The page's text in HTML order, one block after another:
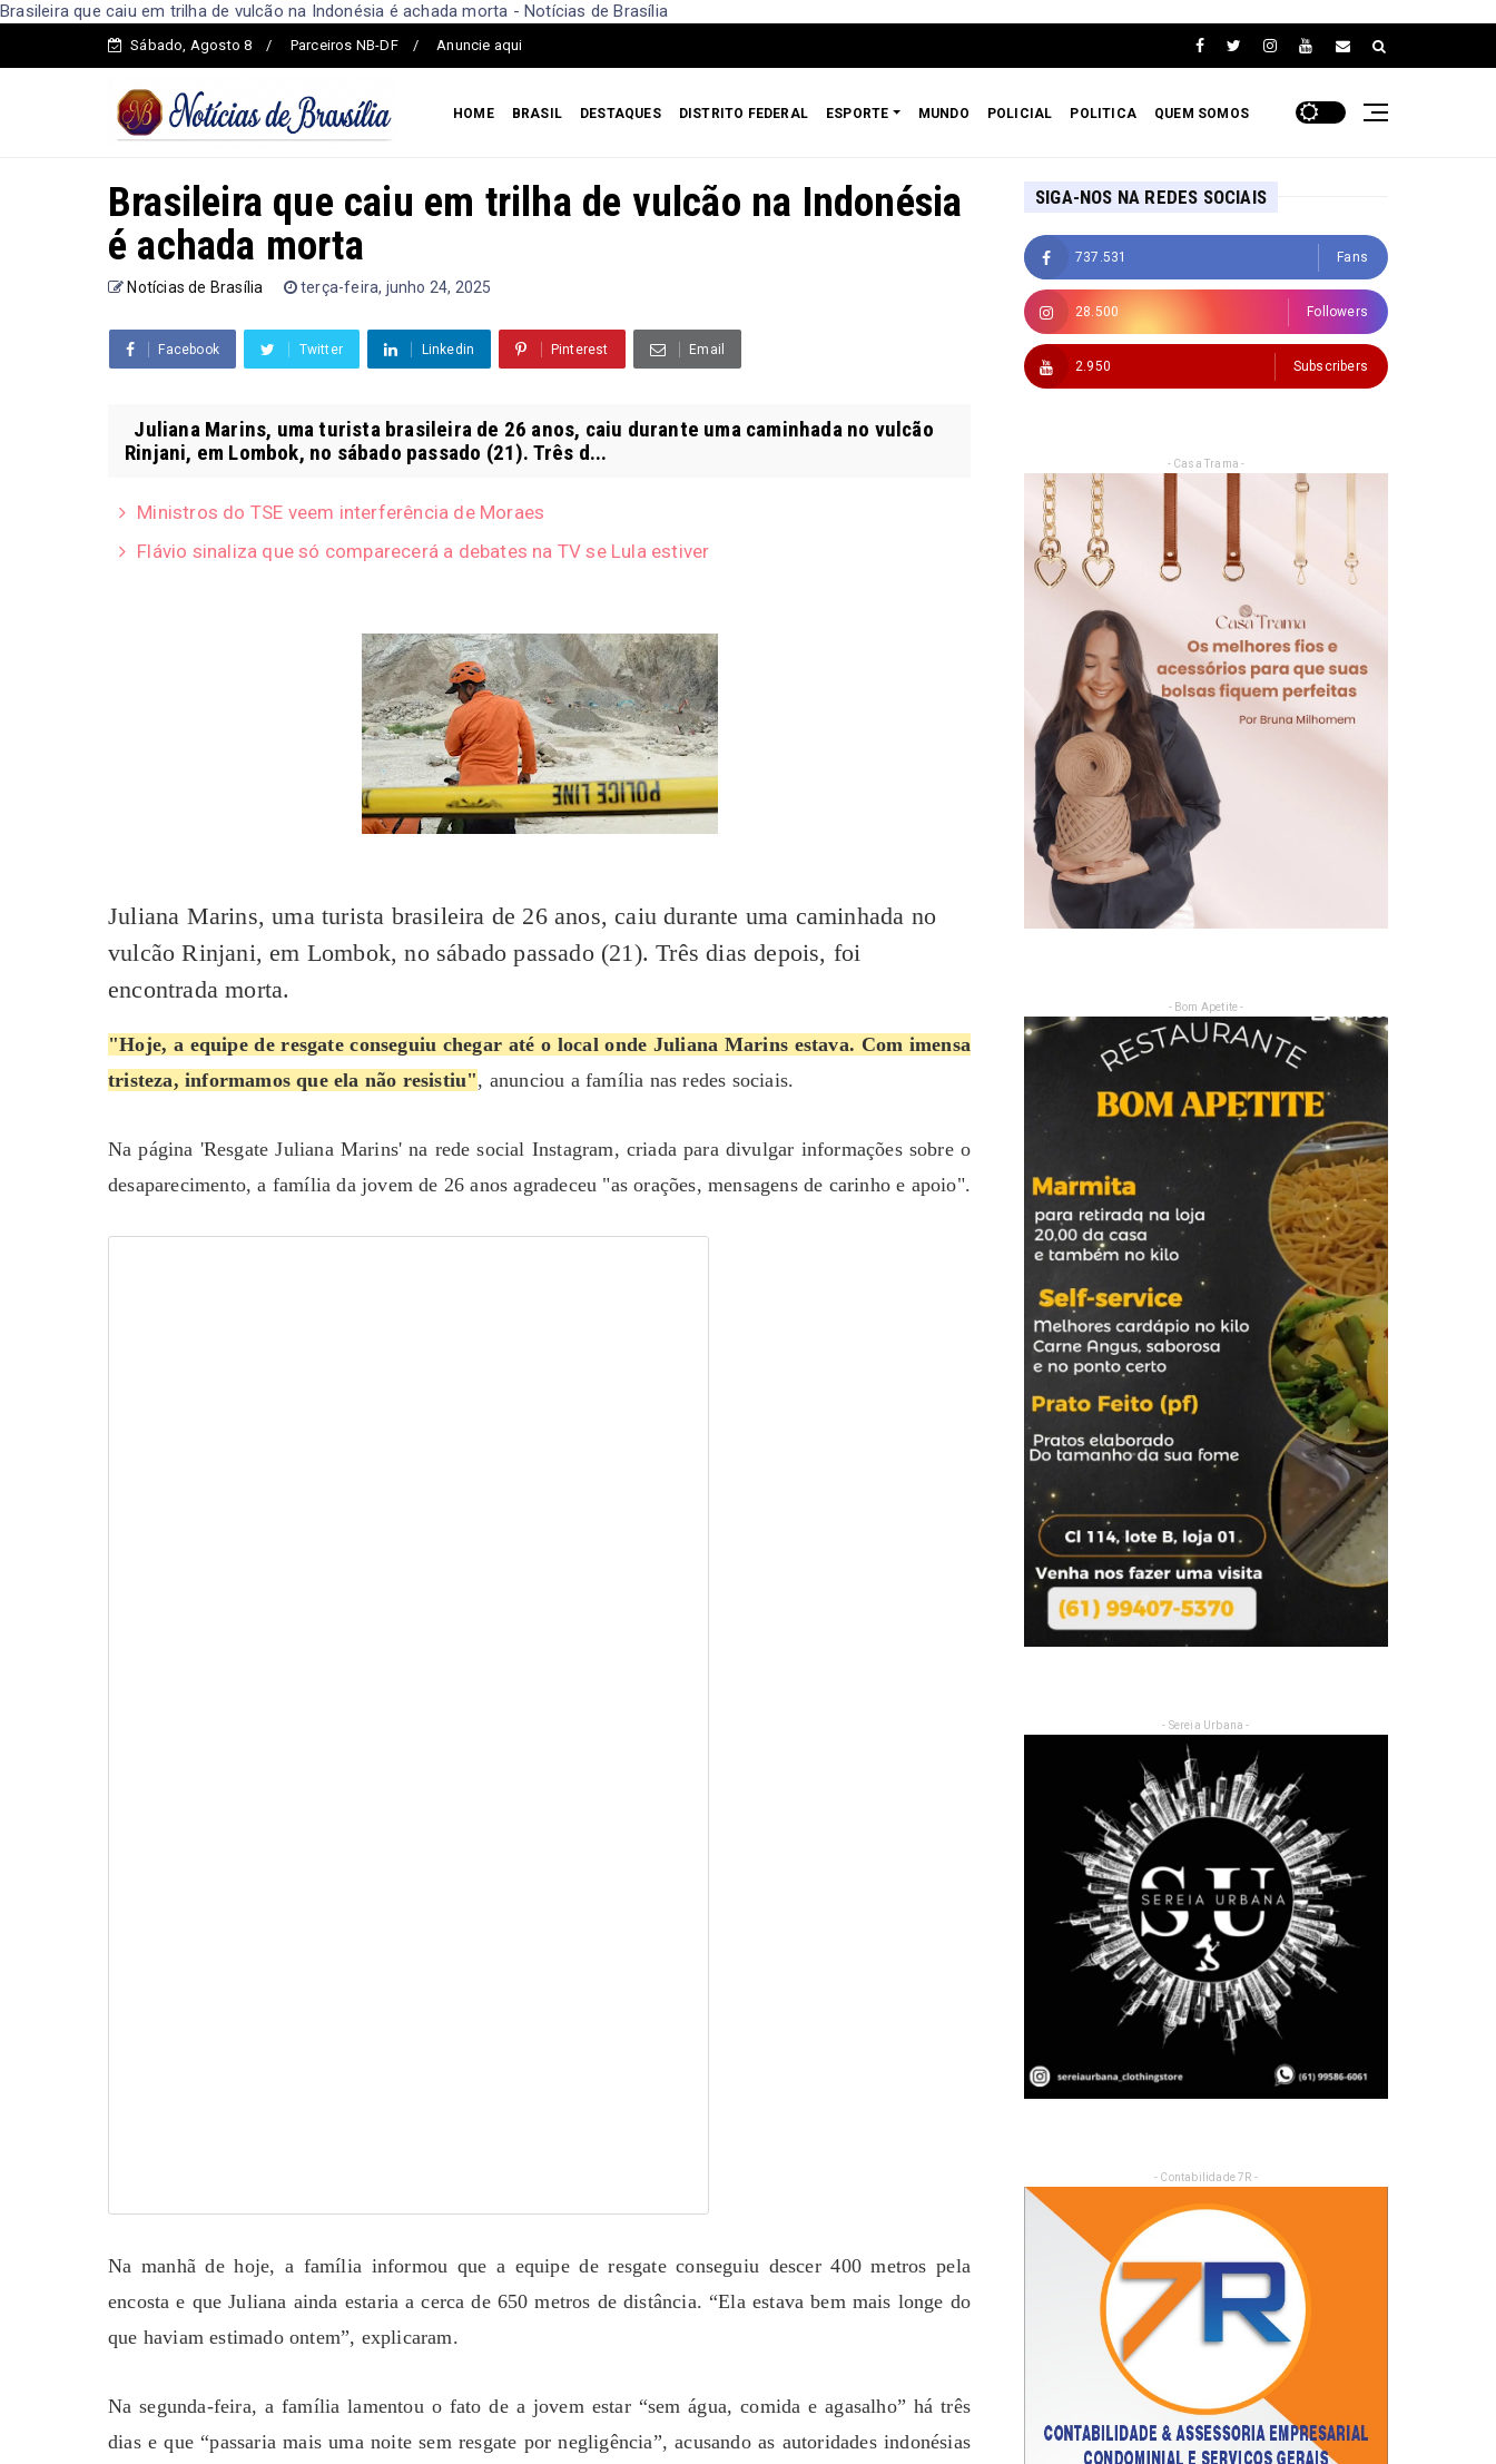
Brasileira que caiu em trilha de vulcão na Indonésia é achada morta - Notícias de Brasília
Sábado, Agosto 8 Parceiros NB-DF Anuncie aqui
HOME BRASIL DESTAQUES DISTRITO FEDERAL ESPORTE MUNDO POLICIAL POLITICA QUEM SOMOS
Brasileira que caiu em trilha de vulcão na Indonésia
é achada morta
Notícias de Brasília terça-feira, junho 24, 2025
Facebook Twitter Linkedin Pinterest Email
Juliana Marins, uma turista brasileira de 26 anos, caiu durante uma caminhada no vulcão
Rinjani, em Lombok, no sábado passado (21). Três d...
Ministros do TSE veem interferência de Moraes
Flávio sinaliza que só comparecerá a debates na TV se Lula estiver
Juliana Marins, uma turista brasileira de 26 anos, caiu durante uma caminhada no
vulcão Rinjani, em Lombok, no sábado passado (21). Três dias depois, foi
encontrada morta.
"Hoje, a equipe de resgate conseguiu chegar até o local onde Juliana Marins estava. Com imensa
tristeza, informamos que ela não resistiu", anunciou a família nas redes sociais.
Na página 'Resgate Juliana Marins' na rede social Instagram, criada para divulgar informações sobre o
desaparecimento, a família da jovem de 26 anos agradeceu "as orações, mensagens de carinho e apoio".
Na manhã de hoje, a família informou que a equipe de resgate conseguiu descer 400 metros pela
encosta e que Juliana ainda estaria a cerca de 650 metros de distância. “Ela estava bem mais longe do
que haviam estimado ontem”, explicaram.
Na segunda-feira, a família lamentou o fato de a jovem estar “sem água, comida e agasalho” há três
dias e que “passaria mais uma noite sem resgate por negligência”, acusando as autoridades indonésias
SIGA-NOS NA REDES SOCIAIS
737.531 Fans
28.500 Followers
2.950 Subscribers
- Casa Trama -
- Bom Apetite -
- Sereia Urbana -
- Contabilidade 7R -